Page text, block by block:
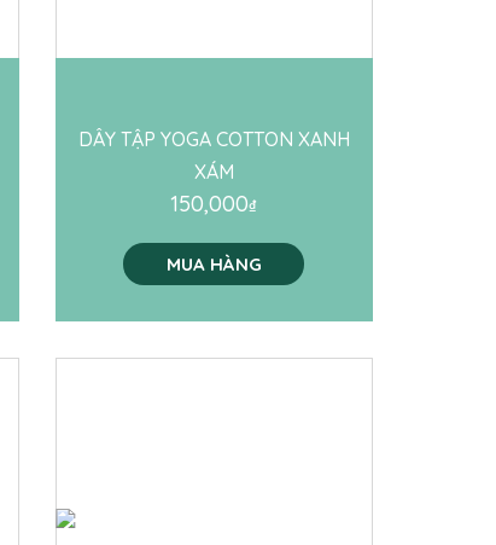
DÂY TẬP YOGA COTTON XANH
XÁM
150,000₫
MUA HÀNG